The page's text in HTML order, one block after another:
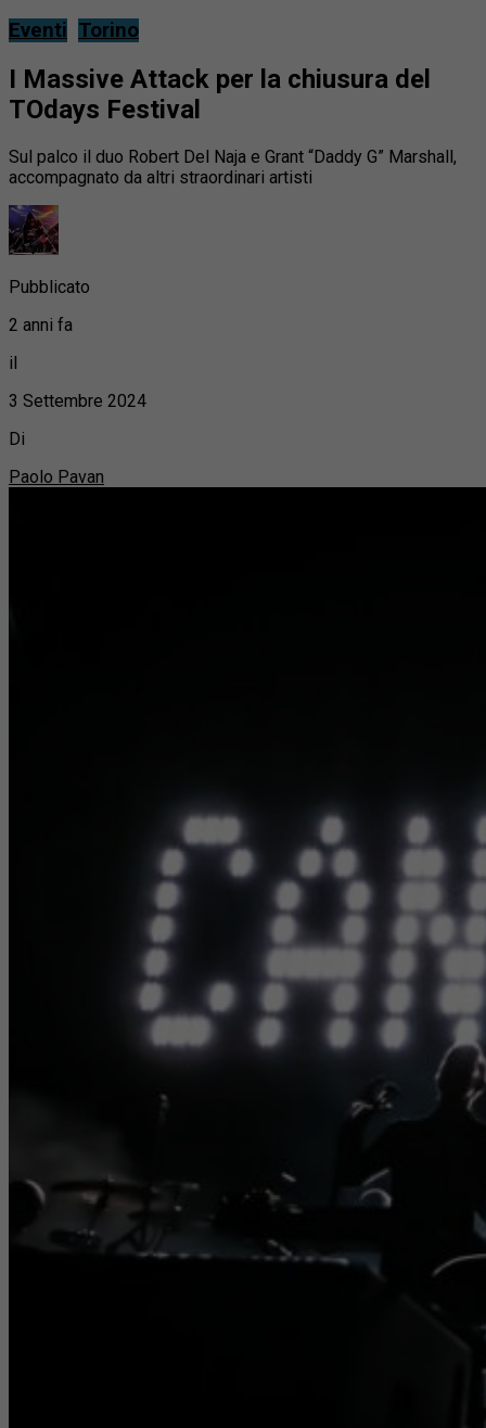
Eventi Torino
I Massive Attack per la chiusura del
TOdays Festival
Sul palco il duo Robert Del Naja e Grant “Daddy G” Marshall,
accompagnato da altri straordinari artisti
Pubblicato
2 anni fa
il
3 Settembre 2024
Di
Paolo Pavan